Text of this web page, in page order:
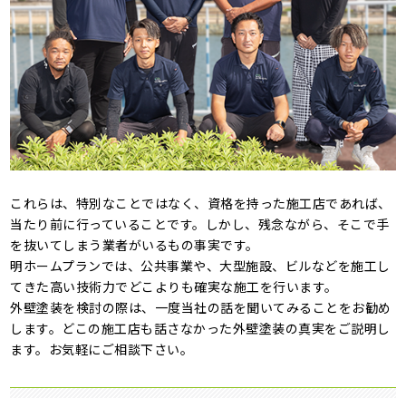
これらは、特別なことではなく、資格を持った施工店であれば、
当たり前に行っていることです。しかし、残念ながら、そこで手
を抜いてしまう業者がいるもの事実です。
明ホームプランでは、公共事業や、大型施設、ビルなどを施工し
てきた高い技術力でどこよりも確実な施工を行います。
外壁塗装を検討の際は、一度当社の話を聞いてみることをお勧め
します。どこの施工店も話さなかった外壁塗装の真実をご説明し
ます。お気軽にご相談下さい。